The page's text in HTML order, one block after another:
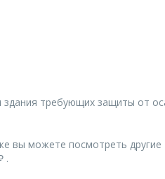
требующих защиты от
вы можете посмотреть другие
.